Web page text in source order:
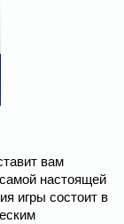
вам
настоящей
игры состоит в